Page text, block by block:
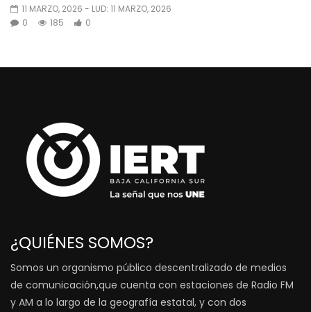
11 MARZO, 2026 - LUD: 11 MARZO, 2026
0
185 0
¿QUIÉNES SOMOS?
Somos un organismo público descentralizado de medios
de comunicación,que cuenta con estaciones de Radio FM
y AM a lo largo de la geografía estatal, y con dos